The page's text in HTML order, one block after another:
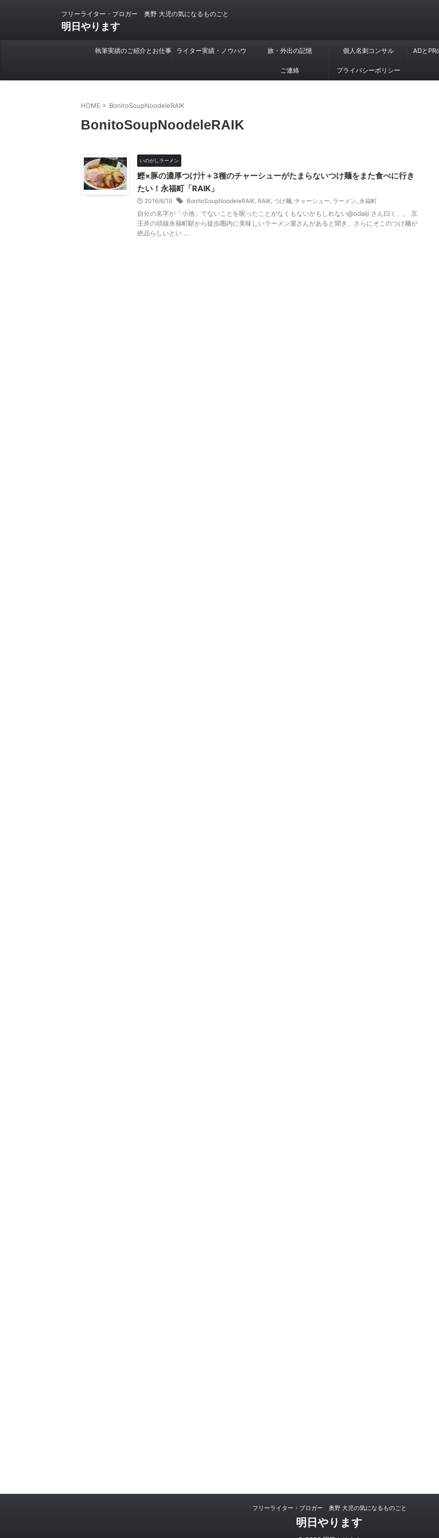
フリーライター・ブロガー 奥野 大児の気になるものごと
明日やります
執筆実績のご紹介とお仕事 ライター実績・ノウハウ 旅・外出の記憶 個人名刺コンサル ADとPR
ご連絡 プライバシーポリシー
HOME > BonitoSoupNoodeleRAIK
BonitoSoupNoodeleRAIK
いのがしラーメン
鰹×豚の濃厚つけ汁＋3種のチャーシューがたまらないつけ麺をまた食べに行き
たい！永福町「RAIK」
2016/6/19 BonitoSoupNoodeleRAIK, RAIK, つけ麺, チャーシュー, ラーメン, 永福町
自分の名字が「小池」でないことを呪ったことがなくもないかもしれない@odaiji さん曰く、。 京
王井の頭線永福町駅から徒歩圏内に美味しいラーメン屋さんがあると聞き、さらにそこのつけ麺が
絶品らしいとい ...
フリーライター・ブロガー 奥野 大児の気になるものごと
明日やります